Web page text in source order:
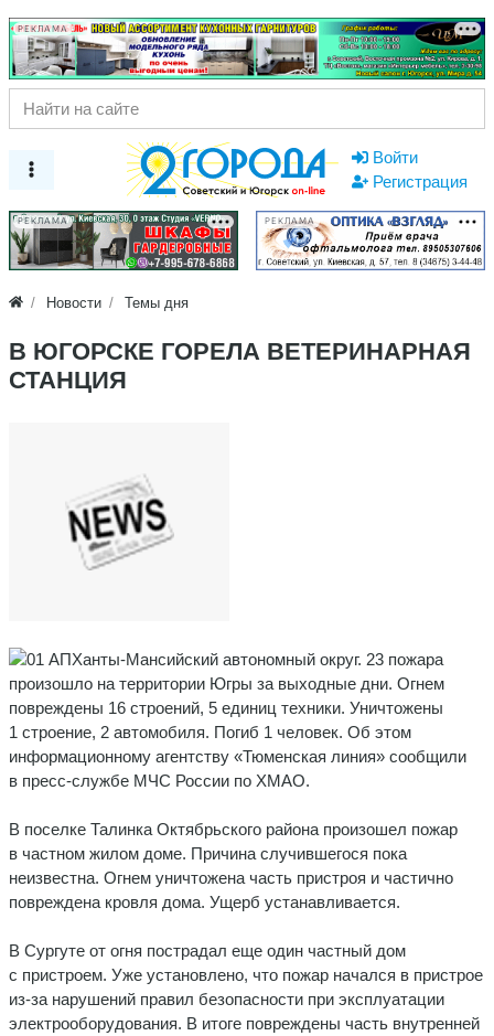
РЕКЛАМА
Войти
Регистрация
РЕКЛАМА РЕКЛАМА
Новости Темы дня
В ЮГОРСКЕ ГОРЕЛА ВЕТЕРИНАРНАЯ
СТАНЦИЯ
Ханты-Мансийский автономный округ. 23 пожара
произошло на территории Югры за выходные дни. Огнем
повреждены 16 строений, 5 единиц техники. Уничтожены
1 строение, 2 автомобиля. Погиб 1 человек. Об этом
информационному агентству «Тюменская линия» сообщили
в пресс-службе МЧС России по ХМАО.
В поселке Талинка Октябрьского района произошел пожар
в частном жилом доме. Причина случившегося пока
неизвестна. Огнем уничтожена часть пристроя и частично
повреждена кровля дома. Ущерб устанавливается.
В Сургуте от огня пострадал еще один частный дом
с пристроем. Уже установлено, что пожар начался в пристрое
из-за нарушений правил безопасности при эксплуатации
электрооборудования. В итоге повреждены часть внутренней